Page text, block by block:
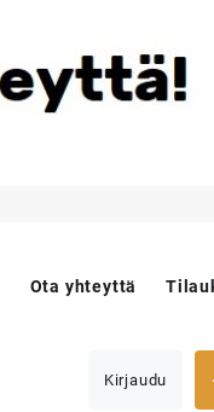
Ota yhteyttä
Kirjaudu